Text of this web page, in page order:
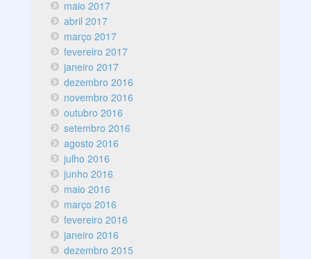
maio 2017
abril 2017
março 2017
fevereiro 2017
janeiro 2017
dezembro 2016
novembro 2016
outubro 2016
setembro 2016
agosto 2016
julho 2016
junho 2016
maio 2016
março 2016
fevereiro 2016
janeiro 2016
dezembro 2015